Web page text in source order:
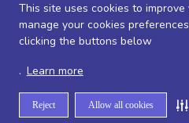
This site uses cookies to improve
manage your cookies
clicking the buttons below
. Learn more
Reject Allow all cookies
pedido do cliente, este não será
cobrado. As fotos dos produtos no
divergência com o produto real e
Desenvolvido por